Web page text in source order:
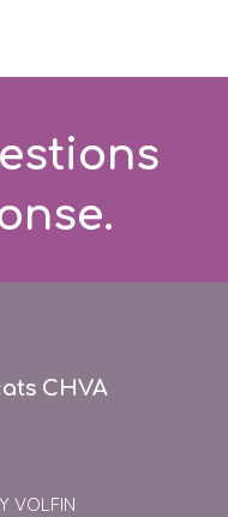
CHVA
VOLFIN